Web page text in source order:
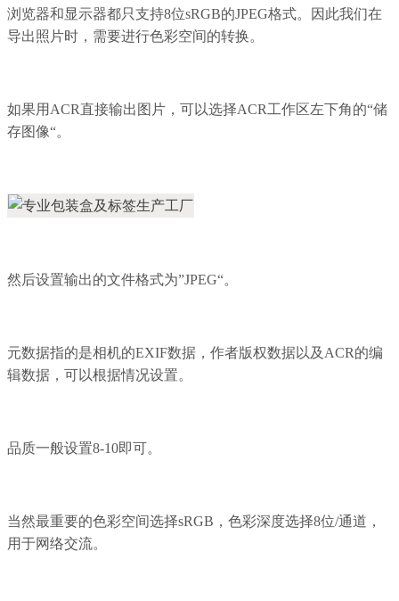
浏览器和显示器都只支持8位sRGB的JPEG格式。因此我们在
导出照片时，需要进行色彩空间的转换。
如果用ACR直接输出图片，可以选择ACR工作区左下角的“储
存图像“。
然后设置输出的文件格式为”JPEG“。
元数据指的是相机的EXIF数据，作者版权数据以及ACR的编
辑数据，可以根据情况设置。
品质一般设置8-10即可。
当然最重要的色彩空间选择sRGB，色彩深度选择8位/通道，
用于网络交流。